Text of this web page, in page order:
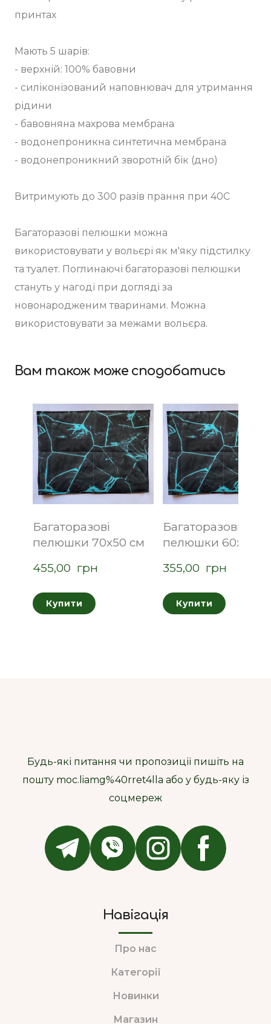
принтах
Мають 5 шарів:
- верхній: 100% бавовни
- силіконізований наповнювач для утримання
рідини
- бавовняна махрова мембрана
- водонепроникна синтетична мембрана
- водонепроникний зворотній бік (дно)
Витримують до 300 разів прання при 40С
Багаторазові пелюшки можна
використовувати у вольєрі як м'яку підстилку
та туалет. Поглинаючі багаторазові пелюшки
стануть у нагоді при догляді за
новонародженим тваринами. Можна
використовувати за межами вольєра.
Вам також може сподобатись
Багаторазові
пелюшки 70х50 см
455,00  грн
Купити
Багаторазові
пелюшки 60х40
355,00  грн
Купити
Будь-які питання чи пропозиції пишіть на
пошту moc.liamg%40rret4lla або у будь-яку із
соцмереж
Навігація
Про нас
Категорії
Новинки
Магазин